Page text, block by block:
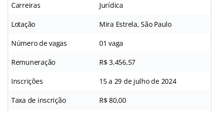
Carreiras Jurídica
Lotação Mira Estrela, São Paulo
Número de vagas 01 vaga
Remuneração R$ 3.456,57
Inscrições 15 a 29 de julho de 2024
Taxa de inscrição R$ 80,00